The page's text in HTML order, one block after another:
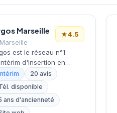
Marseille
Marseille
★4.5
est le réseau n°1
d'insertion en
Agence d'insertion
spécialisée
l'accompagnement
personnes en difficultés
Intérim
20 avis
disponible
ans d'ancienneté